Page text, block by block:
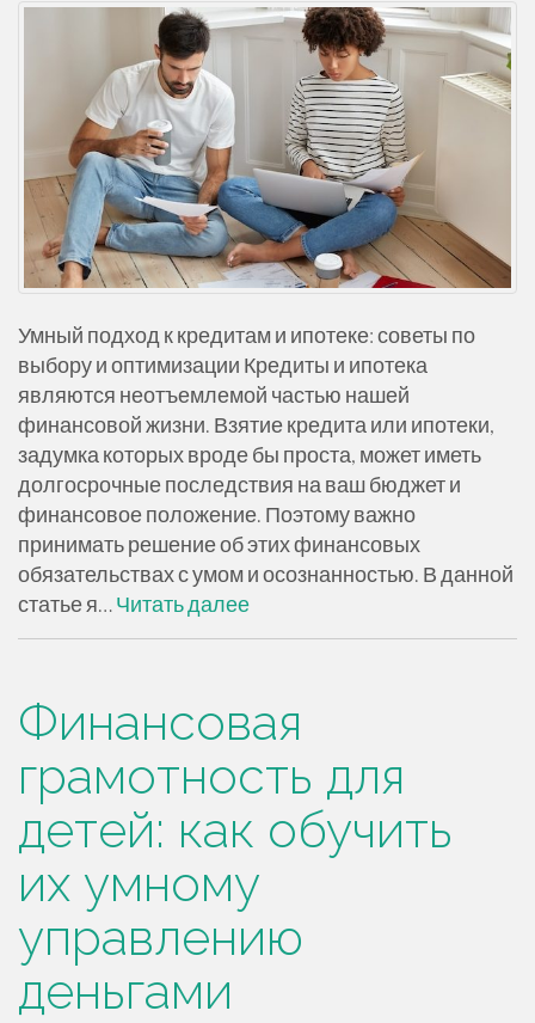
Умный подход к кредитам и ипотеке: советы по
выбору и оптимизации Кредиты и ипотека
являются неотъемлемой частью нашей
финансовой жизни. Взятие кредита или ипотеки,
задумка которых вроде бы проста, может иметь
долгосрочные последствия на ваш бюджет и
финансовое положение. Поэтому важно
принимать решение об этих финансовых
обязательствах с умом и осознанностью. В данной
статье я…Читать далее
Финансовая
грамотность для
детей: как обучить
их умному
управлению
деньгами